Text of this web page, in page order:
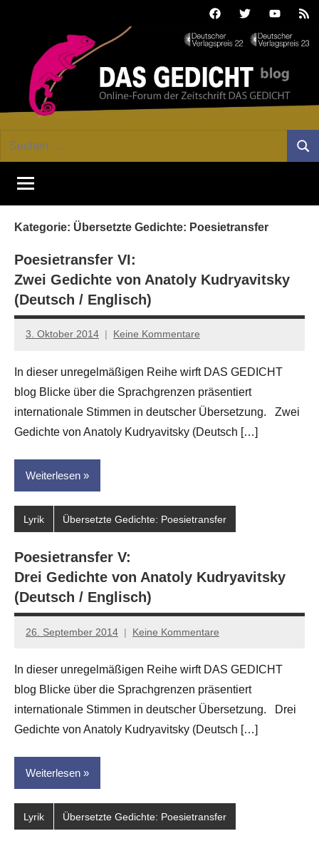
FacebookTwitterYoutube
GEDICHT
blog
Forum
von
DAS
Essay
und
Kritik
Suchen
Kategorie: Übersetzte Gedichte: Poesietransfer
Poesietransfer VI:
Zwei Gedichte von Anatoly Kudryavitsky
(Deutsch / Englisch)
3. Oktober 2014
Anton
Leitner
Keine Kommentare
In dieser unregelmäßigen Reihe wirft DAS GEDICHT
blog Blicke über die Sprachgrenzen präsentiert
internationale Stimmen in deutscher Übersetzung. Zwei
Gedichte von Anatoly Kudryavitsky (Deutsch […]
Weiterlesen
Lyrik Übersetzte Gedichte: Poesietransfer
Poesietransfer V:
Drei Gedichte von Anatoly Kudryavitsky
(Deutsch / Englisch)
26. September 2014
Anton
Leitner
Keine Kommentare
In dieser unregelmäßigen Reihe wirft DAS GEDICHT
blog Blicke über die Sprachgrenzen präsentiert
internationale Stimmen in deutscher Übersetzung. Drei
Gedichte von Anatoly Kudryavitsky (Deutsch […]
Weiterlesen
Lyrik Übersetzte Gedichte: Poesietransfer